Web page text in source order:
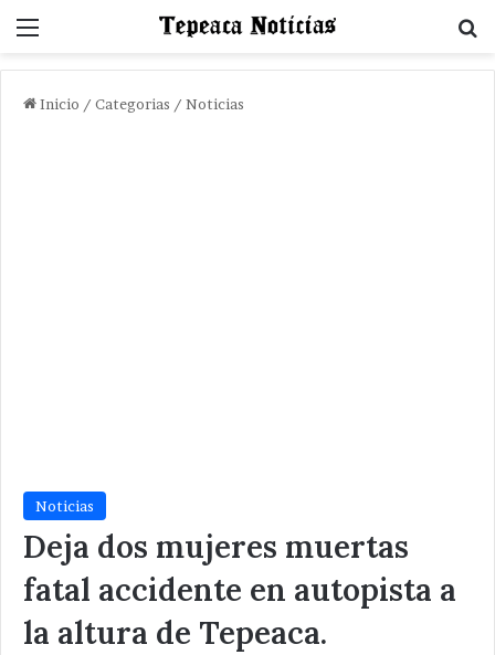
Menu
Inicio / Categorias / Noticias
Noticias
Deja dos mujeres muertas
fatal accidente en autopista a
la altura de Tepeaca.